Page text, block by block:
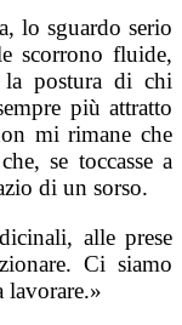
lo sguardo serio
scorrono fluide,
la postura di chi
più attratto
mi rimane che
se toccasse a
di un sorso.
alle prese
Ci siamo
lavorare.»